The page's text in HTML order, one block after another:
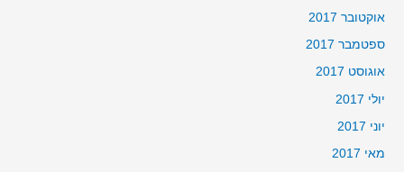
אוקטובר 2017
ספטמבר 2017
אוגוסט 2017
יולי 2017
יוני 2017
מאי 2017